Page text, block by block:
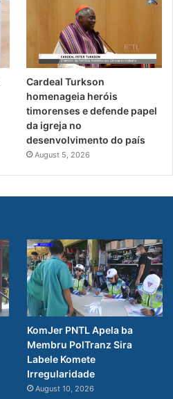
Cardeal Turkson
homenageia heróis
timorenses e defende papel
da igreja no
desenvolvimento do país
August 5, 2026
KomJer PNTL Apela ba
Membru PolTranz Sira
Labele Komete
Irregularidade
August 10, 2026